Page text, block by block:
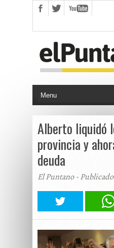
Alberto liquidó
provincia y
deuda
El Puntano -